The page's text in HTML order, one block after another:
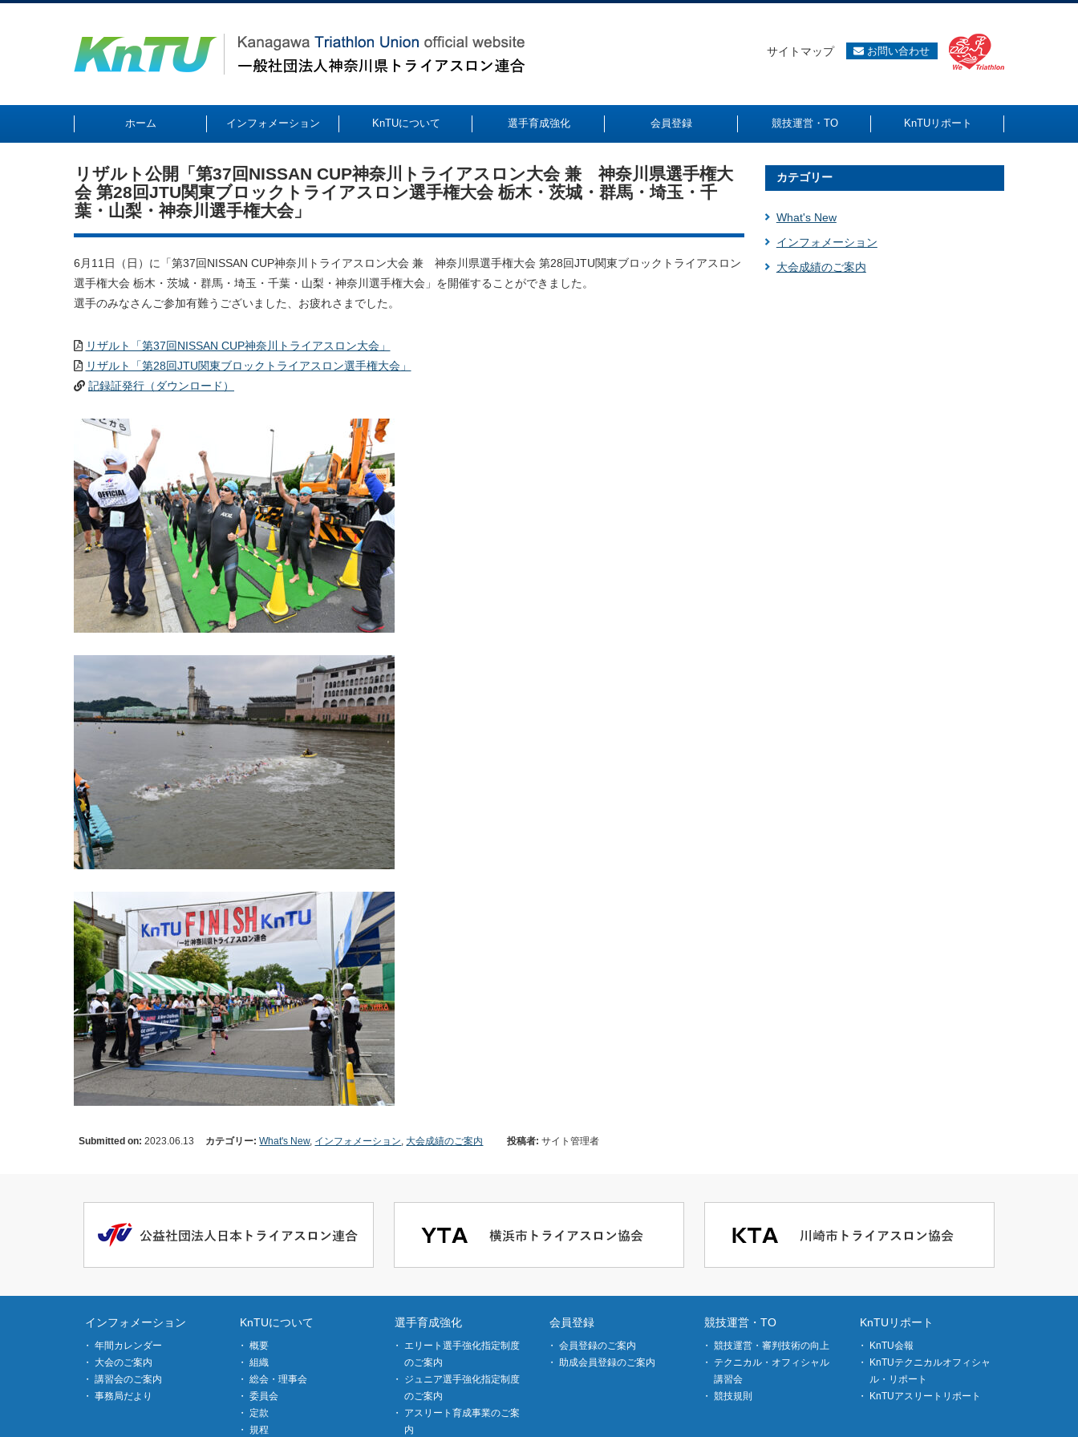
サイトマップ お問い合わせ
ホーム インフォメーション KnTUについて 選手育成強化 会員登録 競技運営・TO KnTUリポート
リザルト公開「第37回NISSAN CUP神奈川トライアスロン大会 兼 神奈川県選手権大
会 第28回JTU関東ブロックトライアスロン選手権大会 栃木・茨城・群馬・埼玉・千
葉・山梨・神奈川選手権大会」
6月11日（日）に「第37回NISSAN CUP神奈川トライアスロン大会 兼 神奈川県選手権大会 第28回JTU関東ブロックトライアスロン
選手権大会 栃木・茨城・群馬・埼玉・千葉・山梨・神奈川選手権大会」を開催することができました。
選手のみなさんご参加有難うございました、お疲れさまでした。
リザルト「第37回NISSAN CUP神奈川トライアスロン大会」
リザルト「第28回JTU関東ブロックトライアスロン選手権大会」
記録証発行（ダウンロード）
Submitted on: 2023.06.13 カテゴリー: What's New, インフォメーション ,大会成績のご案内 投稿者: サイト管理者
カテゴリー
What's New
インフォメーション
大会成績のご案内
インフォメーション
年間カレンダー
大会のご案内
講習会のご案内
事務局だより
KnTUについて
概要
組織
総会・理事会
委員会
定款
規程
選手育成強化
エリート選手強化指定制度
のご案内
ジュニア選手強化指定制度
のご案内
アスリート育成事業のご案
内
会員登録
会員登録のご案内
助成会員登録のご案内
競技運営・TO
競技運営・審判技術の向上
テクニカル・オフィシャル
講習会
競技規則
KnTUリポート
KnTU会報
KnTUテクニカルオフィシャ
ル・リポート
KnTUアスリートリポート